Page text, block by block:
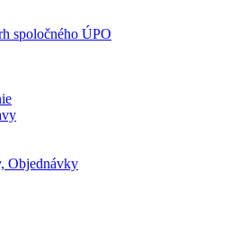
spoločného ÚPO
Objednávky